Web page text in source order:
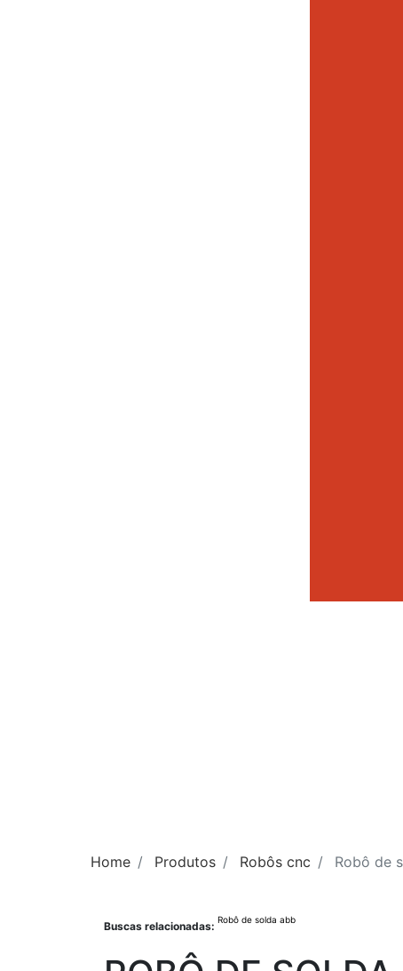
Home Produtos Robôs cnc Robô de
Buscas relacionadas:
Robô de solda abb